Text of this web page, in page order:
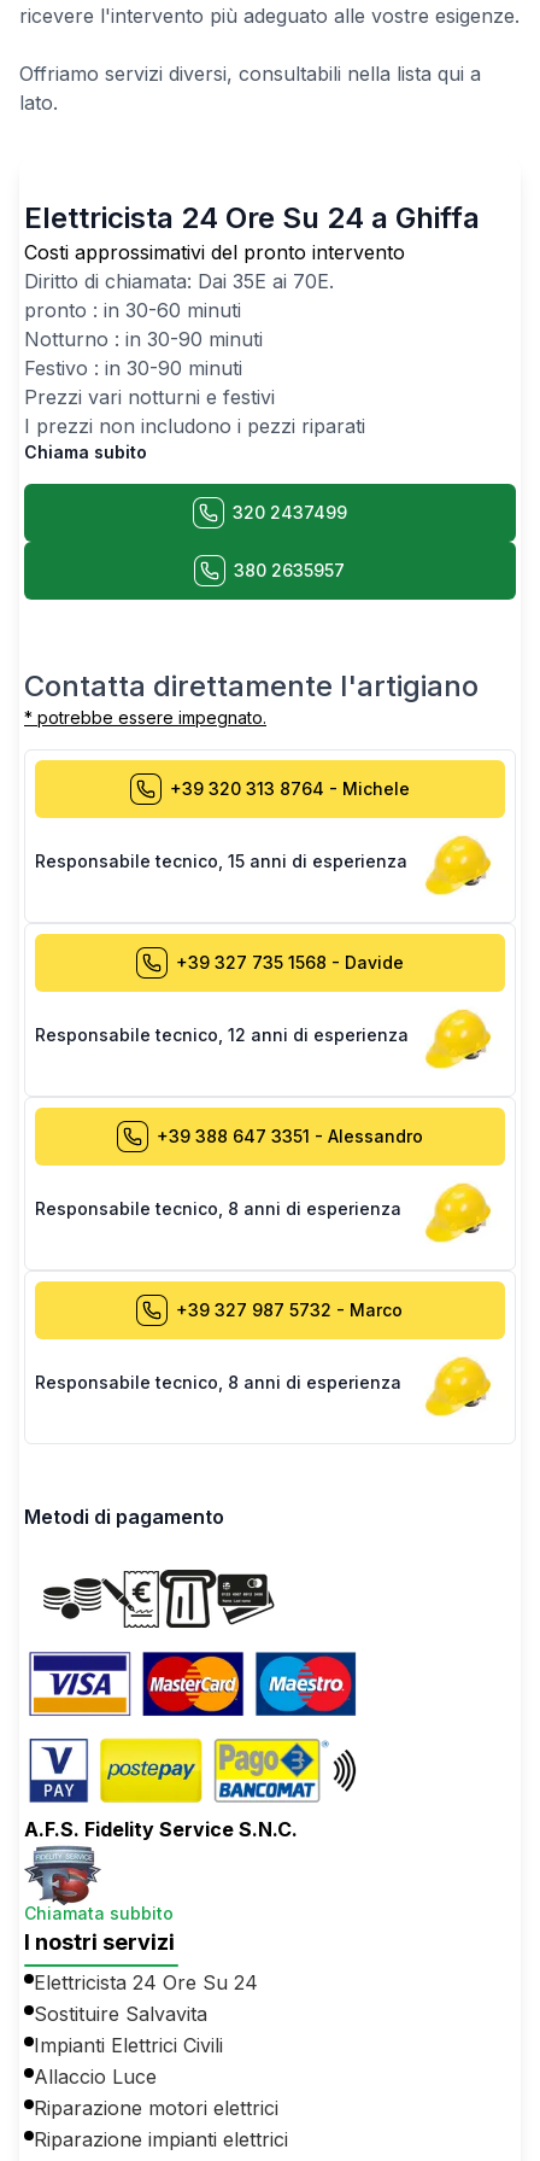
ricevere l'intervento più adeguato alle vostre esigenze.
Offriamo servizi diversi, consultabili nella lista qui a
lato.
Elettricista 24 Ore Su 24 a Ghiffa
Costi approssimativi del pronto intervento
Diritto di chiamata: Dai 35E ai 70E.
pronto : in 30-60 minuti
Notturno : in 30-90 minuti
Festivo : in 30-90 minuti
Prezzi vari notturni e festivi
I prezzi non includono i pezzi riparati
Chiama subito
320 2437499
380 2635957
Contatta direttamente l'artigiano
* potrebbe essere impegnato.
+39 320 313 8764 - Michele
Responsabile tecnico 15 anni di esperienza
+39 327 735 1568 - Davide
Responsabile tecnico 12 anni di esperienza
+39 388 647 3351 - Alessandro
Responsabile tecnico 8 anni di esperienza
+39 327 987 5732 - Marco
Responsabile tecnico 8 anni di esperienza
Metodi di pagamento
A.F.S. Fidelity Service S.N.C.
Chiamata subbito
I nostri servizi
Elettricista 24 Ore Su 24
Sostituire Salvavita
Impianti Elettrici Civili
Allaccio Luce
Riparazione motori elettrici
Riparazione impianti elettrici